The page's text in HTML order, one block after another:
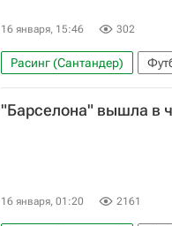
16 января, 15:46 302
Расинг (Сантандер)
Приштина
Первая
"Барселона" вышла в
16 января, 01:20 2161